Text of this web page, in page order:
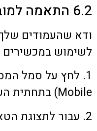
6.2 התאמה למובייל
ודא שהעמודים
לשימוש במכשירים
Mobile) בתחתית העורך.
2. עבור לתצוגת הטאבלט או המובייל.